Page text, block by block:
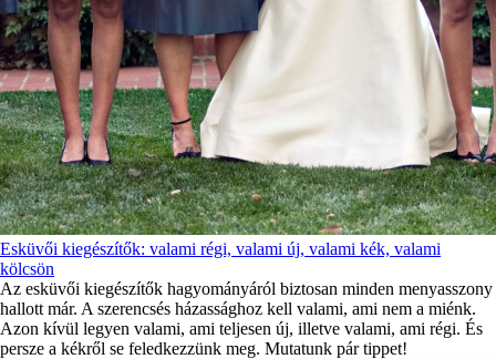
Esküvői kiegészítők: valami régi, valami új, valami kék, valami
kölcsön
Az esküvői kiegészítők hagyományáról biztosan minden menyasszony
hallott már. A szerencsés házassághoz kell valami, ami nem a miénk.
Azon kívül legyen valami, ami teljesen új, illetve valami, ami régi. És
persze a kékről se feledkezzünk meg. Mutatunk pár tippet!